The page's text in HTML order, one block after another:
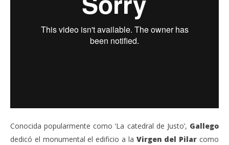
Conocida popularmente como ‘La catedral de Justo’, Gallego
dedicó el monumental el edificio a la Virgen del Pilar como